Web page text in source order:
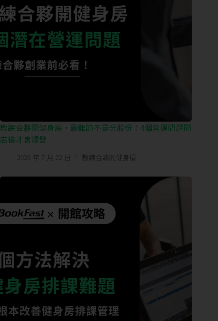
教練合夥開健身房，最難的不是分股份！4個營運問題開
店後才會爆發
2026 年 7 月 22 日 教練合夥開健身房